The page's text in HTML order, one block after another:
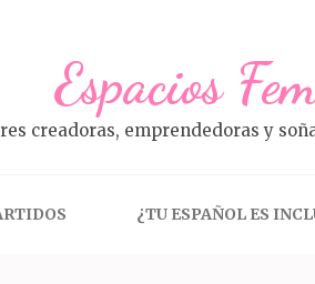
Espacios
creadoras, emprendedoras y
¿TU ESPAÑOL ES